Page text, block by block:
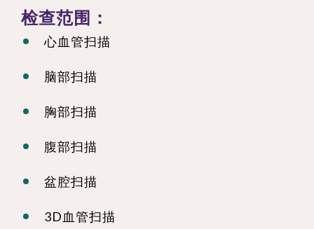
检查范围：
心血管扫描
脑部扫描
胸部扫描
腹部扫描
盆腔扫描
3D血管扫描